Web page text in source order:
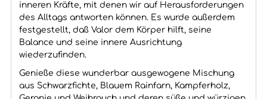
inneren Kräfte, mit denen wir auf Herausforderungen
des Alltags antworten können. Es wurde außerdem
festgestellt, daß Valor dem Körper hilft, seine
Balance und seine innere Ausrichtung
wiederzufinden.
Genieße diese wunderbar ausgewogene Mischung
aus Schwarzfichte, Blauem Rainfarn, Kampferholz,